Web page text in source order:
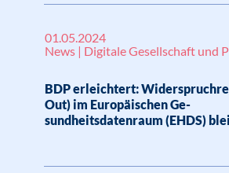
01.05.2024
News | Digitale Gesellschaft und
BDP erleichtert:
Out) im Europäischen Ge-
sundheitsdatenraum (EHDS)